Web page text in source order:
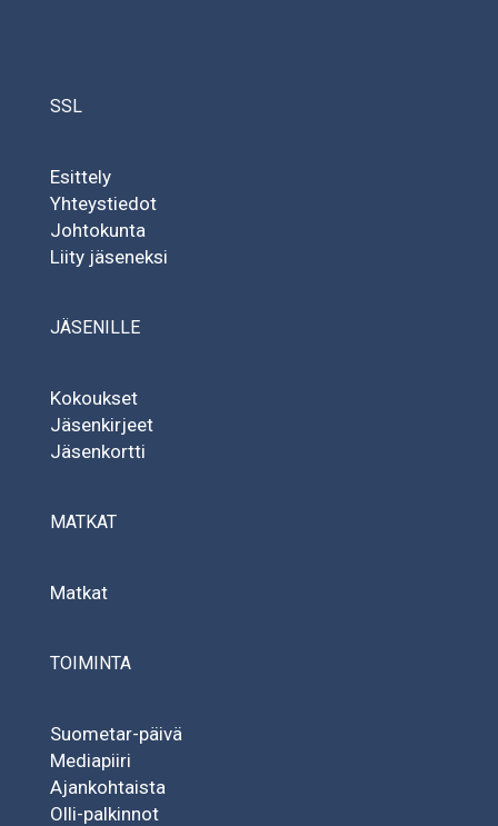
SSL
Esittely
Yhteystiedot
Johtokunta
Liity jäseneksi
JÄSENILLE
Kokoukset
Jäsenkirjeet
Jäsenkortti
MATKAT
Matkat
TOIMINTA
Suometar-päivä
Mediapiiri
Ajankohtaista
Olli-palkinnot